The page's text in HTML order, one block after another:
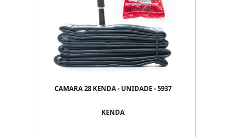
CAMARA 28 KENDA - UNIDADE - 5937
KENDA